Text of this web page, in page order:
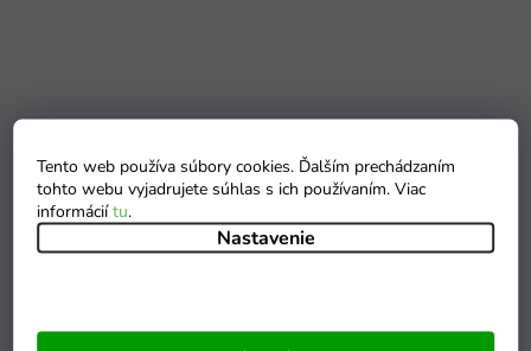
Tento web používa súbory cookies. Ďalším prechádzaním
tohto webu vyjadrujete súhlas s ich používaním. Viac
informáciítu.
Nastavenie